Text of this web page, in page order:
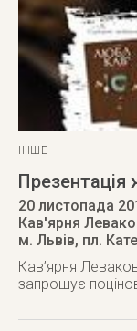
ІНШЕ
20 листопада
Кав'ярня
м. Львів, пл.
Кав’ярня
запрошує